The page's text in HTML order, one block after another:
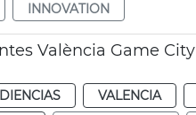
INNOVATION
València Game City
VALENCIA